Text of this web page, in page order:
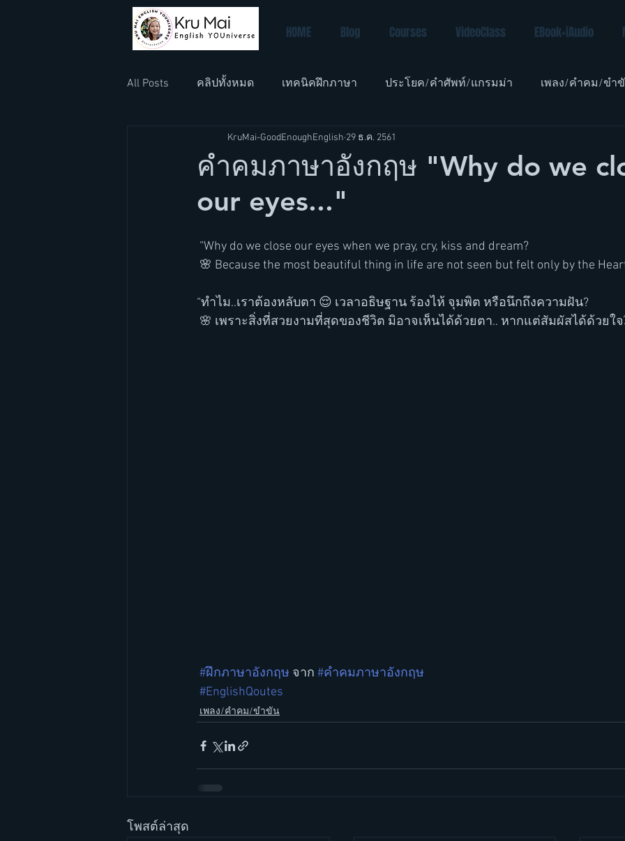
HOME Blog Courses VideoClass EBook+iAudio
All Posts คลิปทั้งหมด เทคนิคฝึกภาษา ประโยค/คำศัพท์/แกรมม่า เพลง/คำคม/ขำ
ภาษาอังกฤษที่ทำงาน ภาษาอังกฤษเด็ก
คำคมภาษาอังกฤษ "Why do we
our eyes..."
KruMai-GoodEnoughEnglish 29 ธ.ค. 2561
“Why do we close our eyes when we pray, cry, kiss and dream?
🌸 Because the most beautiful thing in life are not seen but felt only by the
“ทำไม..เราต้องหลับตา 😌 เวลาอธิษฐาน ร้องไห้ จุมพิต หรือนึกถึงความฝัน?
🌸 เพราะสิ่งที่สวยงามที่สุดของชีวิต มิอาจเห็นได้ด้วยตา.. หากแต่สัมผัสได้ด้วยใ
#ฝึกภาษาอังกฤษ จาก #คำคมภาษาอังกฤษ
#EnglishQoutes
เพลง/คำคม/ขำขัน
โพสต์ล่าสุด